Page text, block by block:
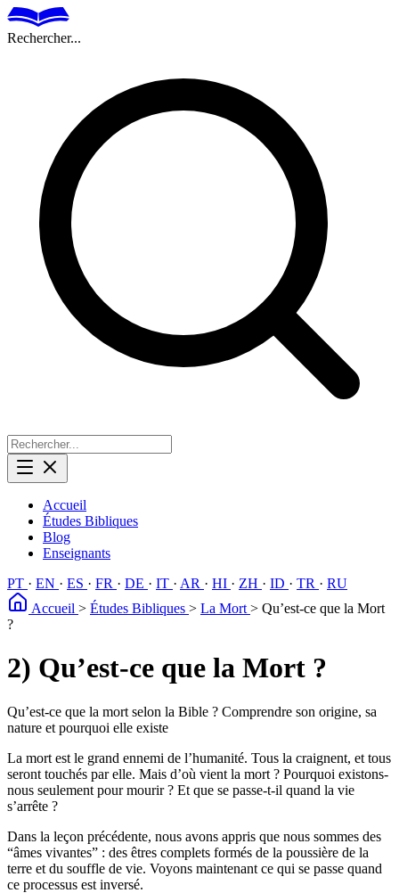
Rechercher...
Accueil
Études Bibliques
Blog
Enseignants
PT · EN · ES · FR · DE · IT · AR · HI · ZH · ID · TR · RU
Accueil > Études Bibliques > La Mort > Qu’est-ce que la Mort
?
2) Qu’est-ce que la Mort ?
Qu’est-ce que la mort selon la Bible ? Comprendre son origine, sa
nature et pourquoi elle existe
La mort est le grand ennemi de l’humanité. Tous la craignent, et tous
seront touchés par elle. Mais d’où vient la mort ? Pourquoi existons-
nous seulement pour mourir ? Et que se passe-t-il quand la vie
s’arrête ?
Dans la leçon précédente, nous avons appris que nous sommes des
“âmes vivantes” : des êtres complets formés de la poussière de la
terre et du souffle de vie. Voyons maintenant ce qui se passe quand
ce processus est inversé.